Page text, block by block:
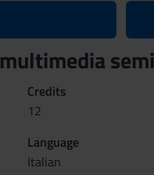
Credits
12
Language
Italian